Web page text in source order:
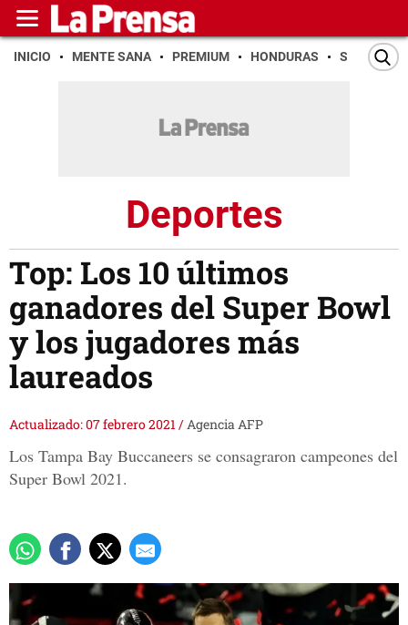
INICIO MENTE SANA PREMIUM HONDURAS SAN PEDRO
Deportes
Top: Los 10 últimos
ganadores del Super Bowl
y los jugadores más
laureados
Actualizado: 07 febrero 2021/Agencia AFP
Los Tampa Bay Buccaneers se consagraron campeones del
Super Bowl 2021.